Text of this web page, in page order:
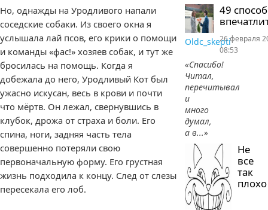
Но, однажды на Уродливого напали
соседские собаки. Из своего окна я
услышала лай псов, его крики о помощи
и команды «фас!» хозяев собак, и тут же
бросилась на помощь. Когда я
добежала до него, Уродливый Кот был
ужасно искусан, весь в крови и почти
что мёртв. Он лежал, свернувшись в
клубок, дрожа от страха и боли. Его
спина, ноги, задняя часть тела
совершенно потеряли свою
первоначальную форму. Его грустная
жизнь подходила к концу. След от слезы
пересекала его лоб.
49
Oldc_skepti
«Спасибо!
Читал,
перечитывал
и
много
думал,
а в...»
26 февраля
08:53
Не
все
так
плохо